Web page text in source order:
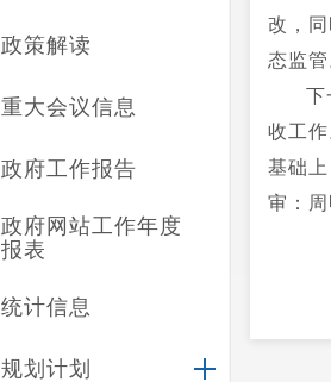
政策解读
重大会议信息
政府工作报告
政府网站工作年度
报表
统计信息
规划计划
改，
态监
下
收工
基础
审：